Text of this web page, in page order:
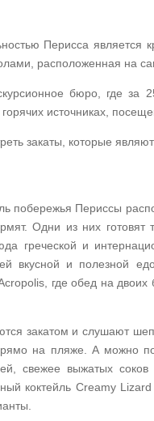
Перисса
расположенная на
бюро, где за
источниках,
закаты, которые
побережья Периссы
Одни из них
греческой и
вкусной и полезной
где обед на
закатом и слушают
на пляже. А можно
свежее выжатых
коктейль Creamy